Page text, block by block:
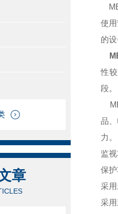
章
使
的
性
段
品
力
监
保
采
采